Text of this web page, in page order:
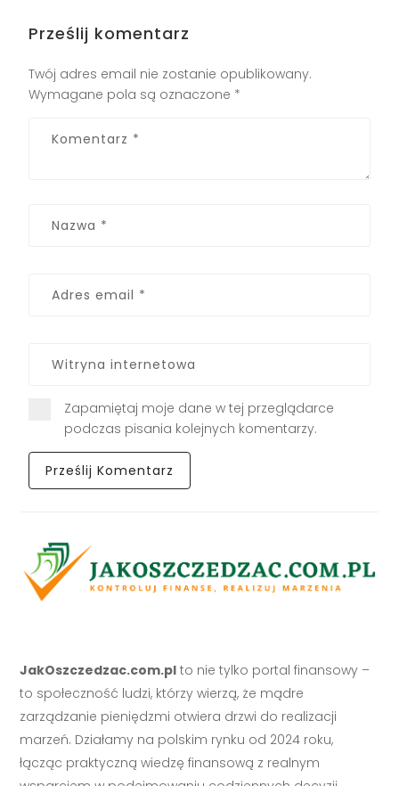
Prześlij komentarz
Twój adres email nie zostanie opublikowany.
Wymagane pola są oznaczone *
Zapamiętaj moje dane w tej przeglądarce
podczas pisania kolejnych komentarzy.
JakOszczedzac.com.pl to nie tylko portal finansowy –
to społeczność ludzi, którzy wierzą, że mądre
zarządzanie pieniędzmi otwiera drzwi do realizacji
marzeń. Działamy na polskim rynku od 2024 roku,
łącząc praktyczną wiedzę finansową z realnym